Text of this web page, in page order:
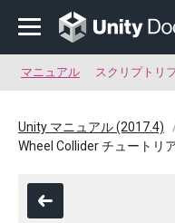
マニュアル スクリプトリ
Unity マニュアル (2017.4)
Wheel Collider チュートリ